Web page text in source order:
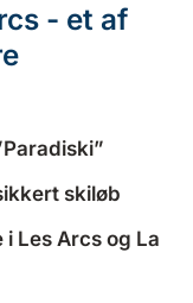
- et af
skiløb
Les Arcs og La